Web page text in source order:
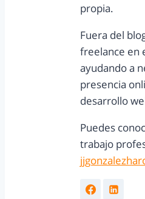
propia.
Fuera del
freelance en
ayudando a
presencia
desarrollo
Puedes
trabajo